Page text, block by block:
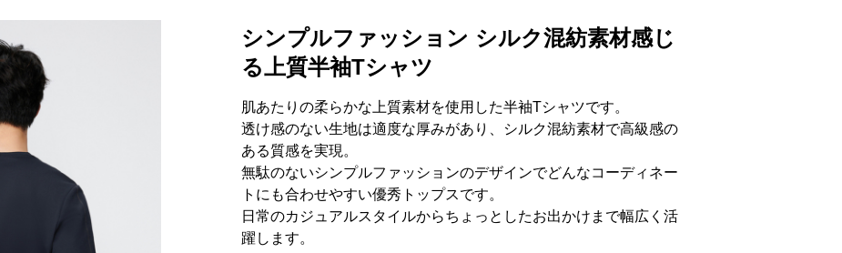
シンプルファッション シルク混紡素材感じ
る上質半袖Tシャツ
肌あたりの柔らかな上質素材を使用した半袖Tシャツです。
透け感のない生地は適度な厚みがあり、シルク混紡素材で高級感の
ある質感を実現。
無駄のないシンプルファッションのデザインでどんなコーディネー
トにも合わせやすい優秀トップスです。
日常のカジュアルスタイルからちょっとしたお出かけまで幅広く活
躍します。